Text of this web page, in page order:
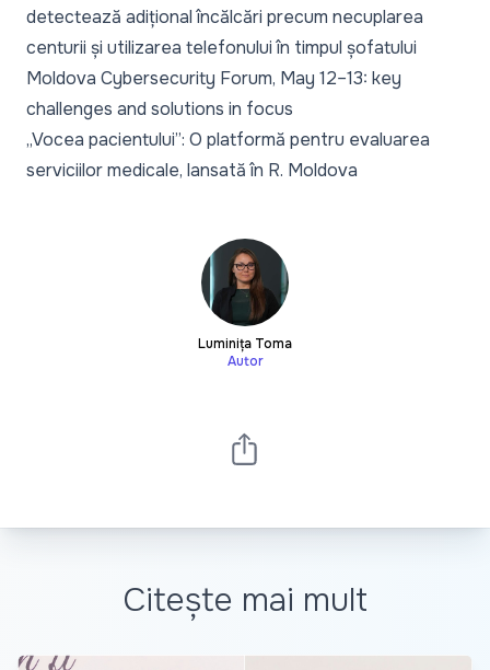
detectează adițional încălcări precum necuplarea
centurii și utilizarea telefonului în timpul șofatului
Moldova Cybersecurity Forum, May 12–13: key
challenges and solutions in focus
„Vocea pacientului”: O platformă pentru evaluarea
serviciilor medicale, lansată în R. Moldova
Luminița Toma
Autor
Citește mai mult